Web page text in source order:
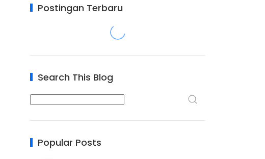
Postingan Terbaru
Search This Blog
Popular Posts